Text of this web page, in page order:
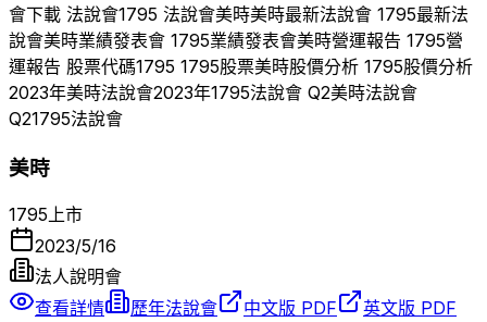
會下載 法說會1795 法說會美時美時最新法說會 1795最新法
說會美時業績發表會 1795業績發表會美時營運報告 1795營
運報告 股票代碼1795 1795股票美時股價分析 1795股價分析
2023年美時法說會2023年1795法說會 Q2美時法說會
Q21795法說會
美時
1795上市
2023/5/16
法人說明會
查看詳情
歷年法說會 中文版 PDF
英文版 PDF